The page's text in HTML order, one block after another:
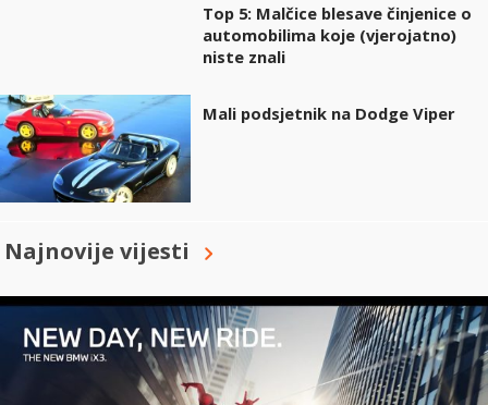
Top 5: Malčice blesave činjenice o
automobilima koje (vjerojatno)
niste znali
Mali podsjetnik na Dodge Viper
Najnovije vijesti